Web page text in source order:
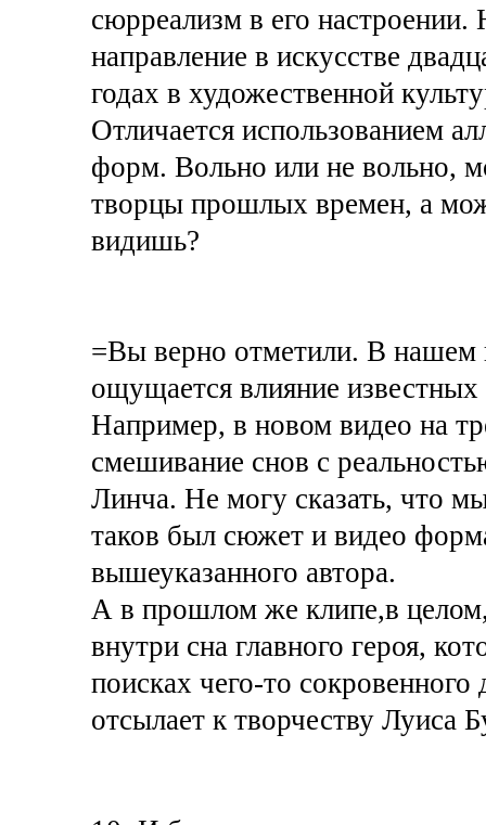
сюрреализм в его
направление в искусстве
годах в художественной
Отличается использованием
форм. Вольно или не вольно,
творцы прошлых времен, а
видишь?
=Вы верно отметили. В нашем
ощущается влияние
Например, в новом видео на
смешивание снов с
Линча. Не могу сказать, что
таков был сюжет и видео
вышеуказанного автора.
А в прошлом же клипе,в
внутри сна главного героя,
поисках чего-то
отсылает к творчеству